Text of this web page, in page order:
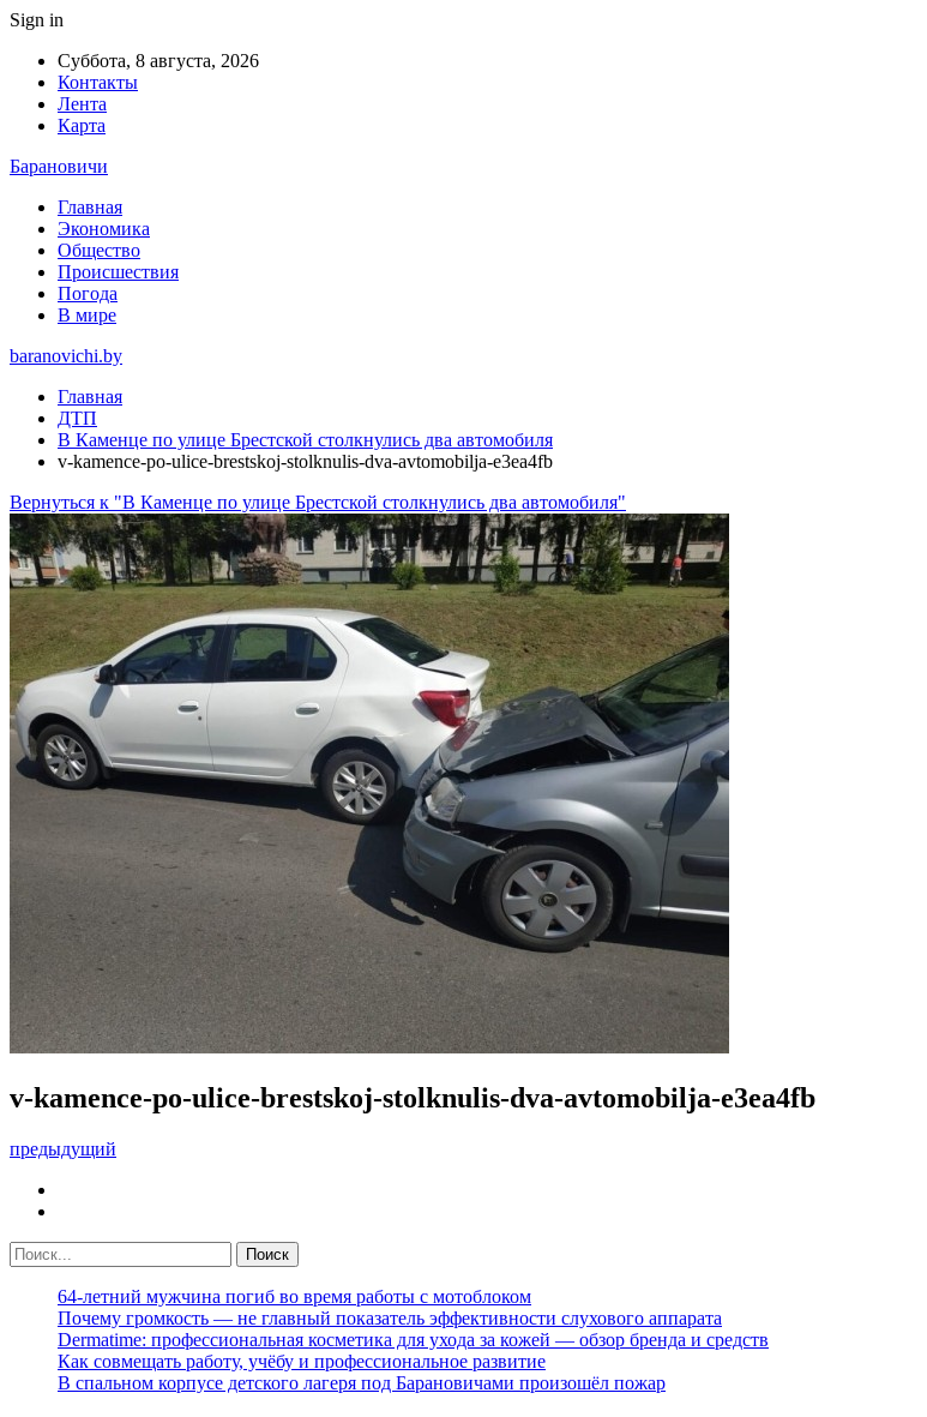
Sign in
Суббота, 8 августа, 2026
Контакты
Лента
Карта
Барановичи
Главная
Экономика
Общество
Происшествия
Погода
В мире
baranovichi.by
Главная
ДТП
В Каменце по улице Брестской столкнулись два автомобиля
v-kamence-po-ulice-brestskoj-stolknulis-dva-avtomobilja-e3ea4fb
Вернуться к "В Каменце по улице Брестской столкнулись два автомобиля"
v-kamence-po-ulice-brestskoj-stolknulis-dva-avtomobilja-e3ea4fb
предыдущий
64-летний мужчина погиб во время работы с мотоблоком
Почему громкость — не главный показатель эффективности слухового аппарата
Dermatime: профессиональная косметика для ухода за кожей — обзор бренда и средств
Как совмещать работу, учёбу и профессиональное развитие
В спальном корпусе детского лагеря под Барановичами произошёл пожар